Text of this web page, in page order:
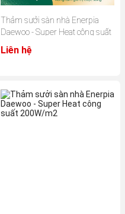
Thảm sưởi sàn nhà Enerpia
Daewoo - Super Heat công suất
200W/m2
Liên hệ